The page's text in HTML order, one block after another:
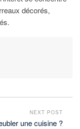
décorés,
NEXT POST
une cuisine ?